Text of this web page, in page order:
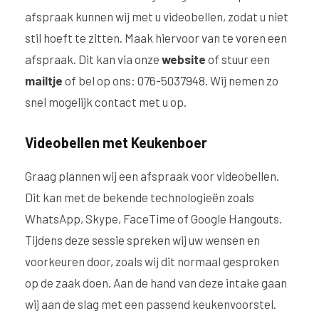
afspraak kunnen wij met u videobellen, zodat u niet
stil hoeft te zitten. Maak hiervoor van te voren een
afspraak. Dit kan via onze website of stuur een
mailtje of bel op ons: 076-5037948. Wij nemen zo
snel mogelijk contact met u op.
Videobellen met Keukenboer
Graag plannen wij een afspraak voor videobellen.
Dit kan met de bekende technologieën zoals
WhatsApp, Skype, FaceTime of Google Hangouts.
Tijdens deze sessie spreken wij uw wensen en
voorkeuren door, zoals wij dit normaal gesproken
op de zaak doen. Aan de hand van deze intake gaan
wij aan de slag met een passend keukenvoorstel.